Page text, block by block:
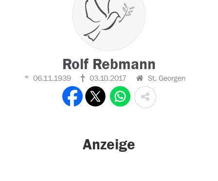
Rolf Rebmann
06.11.1939 03.10.2017 St. Georgen
Anzeige